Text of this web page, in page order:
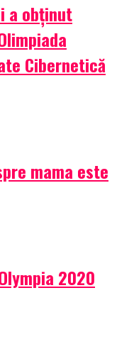
a obținut
Cibernetică
mama este
2020